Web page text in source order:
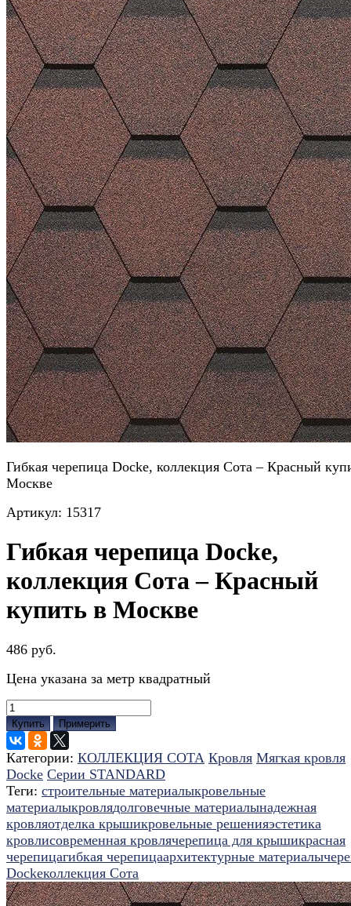
Гибкая черепица Docke, коллекция Сота – Красный
Москве
Артикул: 15317
Гибкая черепица Docke,
коллекция Сота – Красный
купить в Москве
486 руб.
Цена указана за метр квадратный
Купить Примерить
Категории: КОЛЛЕКЦИЯ СОТА Кровля Мягкая кровля
Docke Серии STANDARD
Теги: строительные материалыкровельные
материалыкровлядолговечные материалынадежная
кровляотделка крышикровельные решенияэстетика
кровлисовременная кровлячерепица для крышикрасная
черепицагибкая черепицаархитектурные материалы
Dockeколлекция Сота